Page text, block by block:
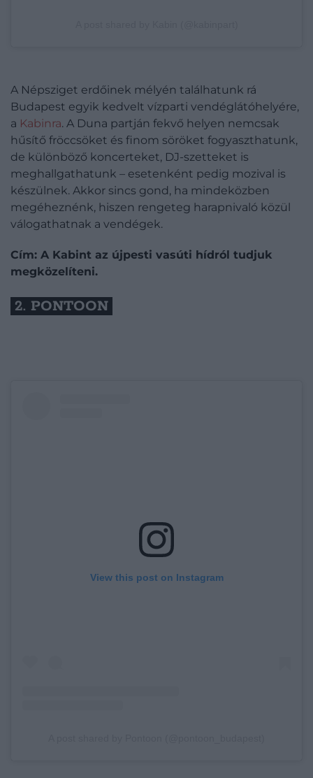
A Népsziget erdőinek mélyén találhatunk rá
Budapest egyik kedvelt vízparti vendéglátóhelyére,
a Kabinra. A Duna partján fekvő helyen nemcsak
hűsítő fröccsöket és finom söröket fogyaszthatunk,
de különböző koncerteket, DJ-szetteket is
meghallgathatunk – esetenként pedig mozival is
készülnek. Akkor sincs gond, ha mindeközben
megéheznénk, hiszen rengeteg harapnivaló közül
válogathatnak a vendégek.
Cím: A Kabint az újpesti vasúti hídról tudjuk
megközelíteni.
2. PONTOON
View this post on Instagram